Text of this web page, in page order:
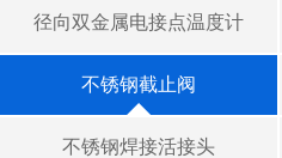
径向双金属电接点温度计
不锈钢截止阀
不锈钢焊接活接头